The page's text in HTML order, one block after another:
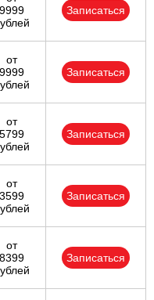
9999
Записаться
от
9999
Записаться
от
5799
Записаться
от
3599
Записаться
от
8399
Записаться